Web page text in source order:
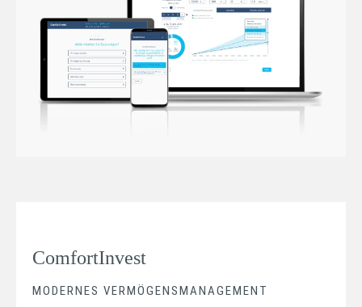
ComfortInvest
MODERNES VERMÖGENSMANAGEMENT